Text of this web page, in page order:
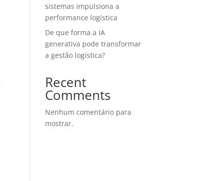
sistemas impulsiona a
performance logística
De que forma a IA
generativa pode transformar
a gestão logística?
Recent
Comments
Nenhum comentário para
mostrar.